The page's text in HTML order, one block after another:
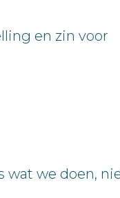
en zin voor
wat we doen,